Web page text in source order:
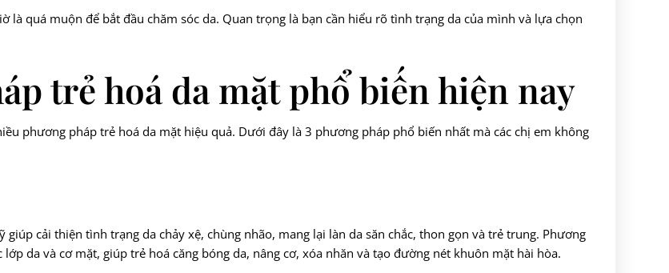
là quá muộn để bắt đầu chăm sóc da. Quan trọng là bạn cần hiểu rõ tình trạng da của mình và lựa chọn
trẻ hoá da mặt phổ biến hiện nay
phương pháp trẻ hoá da mặt hiệu quả. Dưới đây là 3 phương pháp phổ biến nhất mà các chị em không
cải thiện tình trạng da chảy xệ, chùng nhão, mang lại làn da săn chắc, thon gọn và trẻ trung. Phương
da và cơ mặt, giúp trẻ hoá căng bóng da, nâng cơ, xóa nhăn và tạo đường nét khuôn mặt hài hòa.